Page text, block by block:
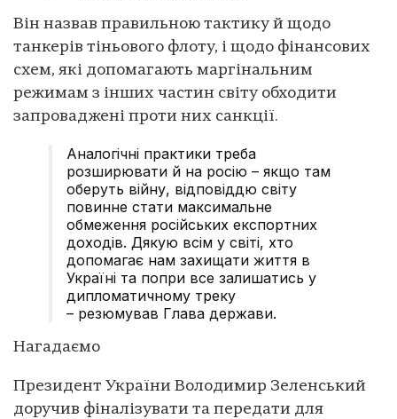
Він назвав правильною тактику й щодо
танкерів тіньового флоту, і щодо фінансових
схем, які допомагають маргінальним
режимам з інших частин світу обходити
запроваджені проти них санкції.
Аналогічні практики треба
розширювати й на росію – якщо там
оберуть війну, відповіддю світу
повинне стати максимальне
обмеження російських експортних
доходів. Дякую всім у світі, хто
допомагає нам захищати життя в
Україні та попри все залишатись у
дипломатичному треку
– резюмував Глава держави.
Нагадаємо
Президент України Володимир Зеленський
доручив фіналізувати та передати для